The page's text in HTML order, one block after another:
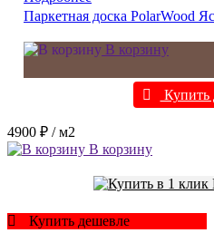
Паркетная доска PolarWood
В корзину
Купить
4900 ₽ / м2
В корзину
Купить дешевле